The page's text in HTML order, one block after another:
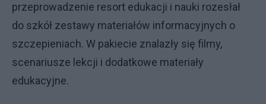
przeprowadzenie resort edukacji i nauki rozesłał
do szkół zestawy materiałów informacyjnych o
szczepieniach. W pakiecie znalazły się filmy,
scenariusze lekcji i dodatkowe materiały
edukacyjne.